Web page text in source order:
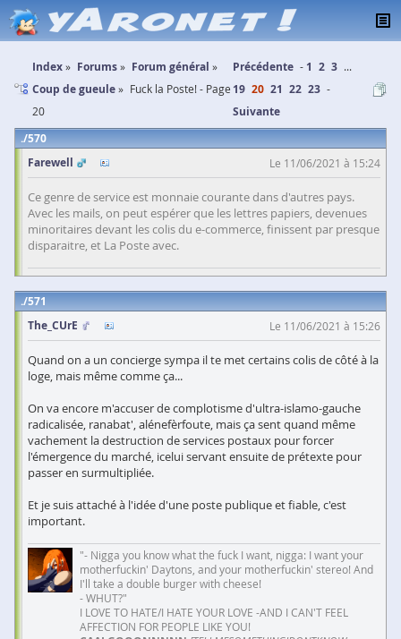
Index Forums
Forum général
Coup de gueule
Fuck la Poste! - Page
20
Précédente 1 2 3 ...
19 20 21 22 23
Suivante
570
Farewell
Le 11/06/2021 à 15:24
Ce genre de service est monnaie courante dans d'autres pays.
Avec les mails, on peut espérer que les lettres papiers, devenues
minoritaires devant les colis du e-commerce, finissent par presque
disparaitre, et La Poste avec.
571
The_CUrE
Le 11/06/2021 à 15:26
Quand on a un concierge sympa il te met certains colis de côté à la
loge, mais même comme ça...
On va encore m'accuser de complotisme d'ultra-islamo-gauche
radicalisée, ranabat', alénefèrfoute, mais ça sent quand même
vachement la destruction de services postaux pour forcer
l'émergence du marché, icelui servant ensuite de prétexte pour
passer en surmultipliée.
Et je suis attaché à l'idée d'une poste publique et fiable, c'est
important.
"- Nigga you know what the fuck I want, nigga: I want your
motherfuckin' Daytons, and your motherfuckin' stereo! And
I'll take a double burger with cheese!
- WHUT?"
I LOVE TO HATE/I HATE YOUR LOVE -AND I CAN'T FEEL
AFFECTION FOR PEOPLE LIKE YOU!